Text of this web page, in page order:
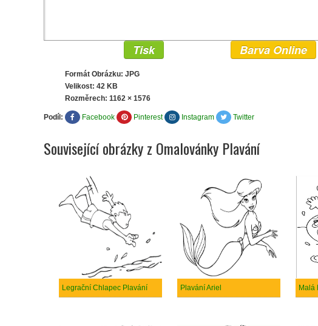
Tisk Barva Online
Formát Obrázku: JPG
Velikost: 42 KB
Rozměrech: 1162 × 1576
Podíl: Facebook Pinterest Instagram Twitter
Související obrázky z Omalovánky Plavání
Legrační Chlapec Plavání Plavání Ariel